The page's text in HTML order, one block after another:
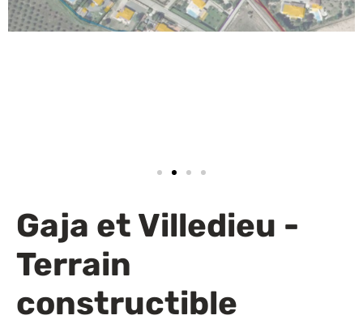
Vente HLM
Gaja et Villedieu -
Terrain
constructible